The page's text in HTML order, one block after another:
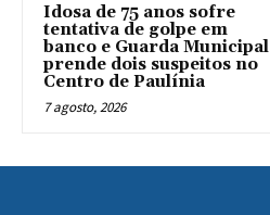
Idosa de 75 anos sofre
tentativa de golpe em
banco e Guarda Municipal
prende dois suspeitos no
Centro de Paulínia
7 agosto, 2026